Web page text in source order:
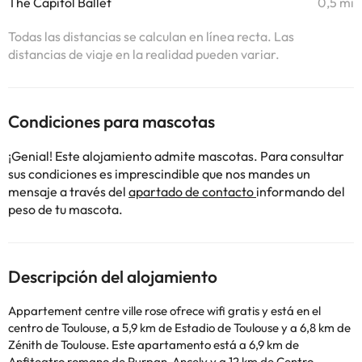
Todas las distancias se calculan en línea recta. Las
distancias de viaje en la realidad pueden variar.
Condiciones para mascotas
¡Genial! Este alojamiento admite mascotas. Para consultar
sus condiciones es imprescindible que nos mandes un
mensaje a través del apartado de contacto informando del
peso de tu mascota.
Descripción del alojamiento
Appartement centre ville rose ofrece wifi gratis y está en el
centro de Toulouse, a 5,9 km de Estadio de Toulouse y a 6,8 km de
Zénith de Toulouse. Este apartamento está a 6,9 km de